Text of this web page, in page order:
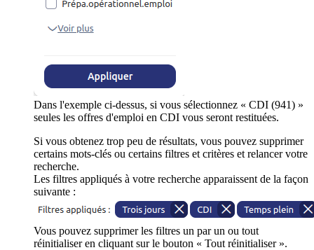
Dans l'exemple ci-dessus, si vous sélectionnez « CDI (941) »
seules les offres d'emploi en CDI vous seront restituées.
Si vous obtenez trop peu de résultats, vous pouvez supprimer
certains mots-clés ou certains filtres et critères et relancer votre
recherche.
Les filtres appliqués à votre recherche apparaissent de la façon
suivante :
Vous pouvez supprimer les filtres un par un ou tout
réinitialiser en cliquant sur le bouton « Tout réinitialiser ».